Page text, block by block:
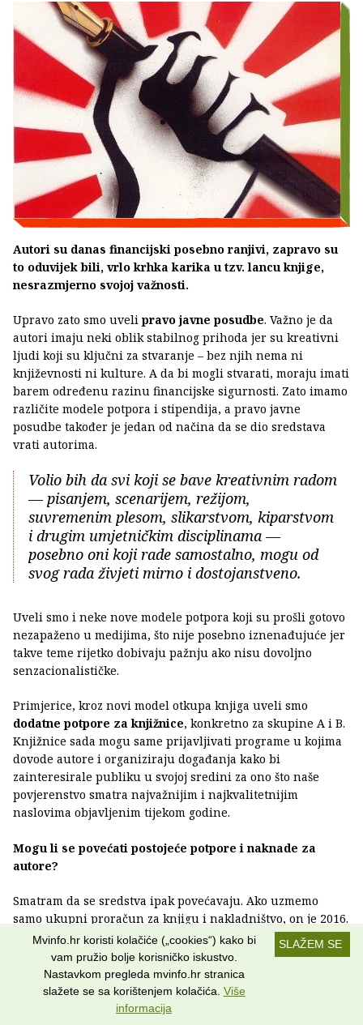
Autori su danas financijski posebno ranjivi, zapravo su
to oduvijek bili, vrlo krhka karika u tzv. lancu knjige,
nesrazmjerno svojoj važnosti.
Upravo zato smo uveli pravo javne posudbe. Važno je da
autori imaju neki oblik stabilnog prihoda jer su kreativni
ljudi koji su ključni za stvaranje – bez njih nema ni
književnosti ni kulture. A da bi mogli stvarati, moraju imati
barem određenu razinu financijske sigurnosti. Zato imamo
različite modele potpora i stipendija, a pravo javne
posudbe također je jedan od načina da se dio sredstava
vrati autorima.
Volio bih da svi koji se bave kreativnim radom
— pisanjem, scenarijem, režijom,
suvremenim plesom, slikarstvom, kiparstvom
i drugim umjetničkim disciplinama —
posebno oni koji rade samostalno, mogu od
svog rada živjeti mirno i dostojanstveno.
Uveli smo i neke nove modele potpora koji su prošli gotovo
nezapaženo u medijima, što nije posebno iznenađujuće jer
takve teme rijetko dobivaju pažnju ako nisu dovoljno
senzacionalističke.
Primjerice, kroz novi model otkupa knjiga uveli smo
dodatne potpore za knjižnice, konkretno za skupine A i B.
Knjižnice sada mogu same prijavljivati programe u kojima
dovode autore i organiziraju događanja kako bi
zainteresirale publiku u svojoj sredini za ono što naše
povjerenstvo smatra najvažnijim i najkvalitetnijim
naslovima objavljenim tijekom godine.
Mogu li se povećati postojeće potpore i naknade za
autore?
Smatram da se sredstva ipak povećavaju. Ako uzmemo
samo ukupni proračun za knjigu i nakladništvo, on je 2016.
godine, kada smo dobili prvi mandat, iznosio oko3,5
milijuna eura, a danas govorimo o gotovo
8,5 milijuna
eura. Dakle, povećanja su se dogodila u svim segmentima,
pa tako i kada je riječ o autorima.
SLAŽEM SE
Mvinfo.hr koristi kolačiće („cookies“) kako bi
vam pružio bolje korisničko iskustvo.
Nastavkom pregleda mvinfo.hr stranica
slažete se sa korištenjem kolačića. Više
informacija